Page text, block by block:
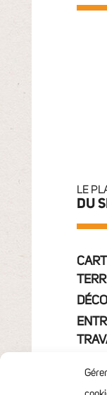
LE
DU